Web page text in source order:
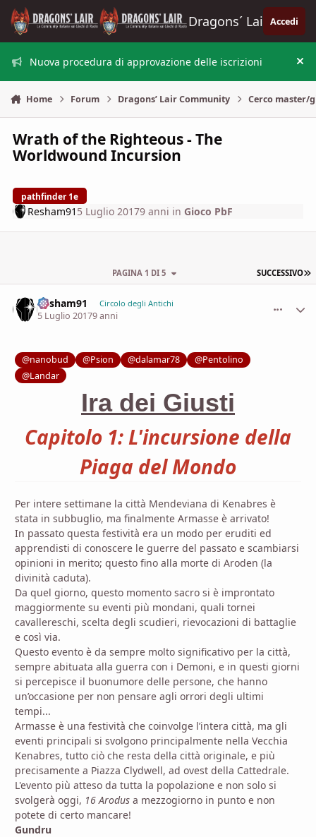
Vai al contenuto
Dragons´ Lair Accedi
Nuova procedura di approvazione delle iscrizioni
Home Forum Dragons’ Lair Community Cerco master/
Wrath of the Righteous - The
Worldwound Incursion
pathfinder 1e
Resham91 5 Luglio 20179 anni in Gioco PbF
SUCCESSIVO
PAGINA 1 DI 5
Resham91 Circolo degli Antichi
5 Luglio 20179 anni
@nanobud @Psion @dalamar78
@Pentolino
@Landar
Ira dei Giusti
Capitolo 1: L'incursione della
Piaga del Mondo
Per intere settimane la città Mendeviana di Kenabres è
stata in subbuglio, ma finalmente Armasse è arrivato!
In passato questa festività era un modo per eruditi ed
apprendisti di conoscere le guerre del passato e scambiarsi
opinioni in merito; questo fino alla morte di Aroden (la
divinità caduta).
Da quel giorno, questo momento sacro si è improntato
maggiormente su eventi più mondani, quali tornei
cavallereschi, scelta degli scudieri, rievocazioni di battaglie
e così via.
Questo evento è da sempre molto significativo per la città,
sempre abituata alla guerra con i Demoni, e in questi giorni
si percepisce il buonumore delle persone, che hanno
un’occasione per non pensare agli orrori degli ultimi
tempi...
Armasse è una festività che coinvolge l’intera città, ma gli
eventi principali si svolgono principalmente nella Vecchia
Kenabres, tutto ciò che resta della città originale, e più
precisamente a Piazza Clydwell, ad ovest della Cattedrale.
L'evento più atteso da tutta la popolazione e non solo si
svolgerà oggi, 16 Arodus a mezzogiorno in punto e non
potete di certo mancare!
Gundru